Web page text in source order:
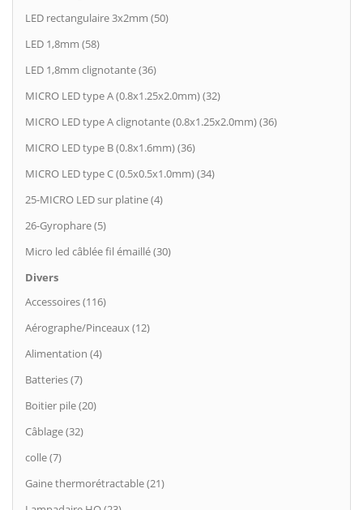
LED rectangulaire 3x2mm (50)
LED 1,8mm (58)
LED 1,8mm clignotante (36)
MICRO LED type A (0.8x1.25x2.0mm) (32)
MICRO LED type A clignotante (0.8x1.25x2.0mm) (36)
MICRO LED type B (0.8x1.6mm) (36)
MICRO LED type C (0.5x0.5x1.0mm) (34)
25-MICRO LED sur platine (4)
26-Gyrophare (5)
Micro led câblée fil émaillé (30)
Divers
Accessoires (116)
Aérographe/Pinceaux (12)
Alimentation (4)
Batteries (7)
Boitier pile (20)
Câblage (32)
colle (7)
Gaine thermorétractable (21)